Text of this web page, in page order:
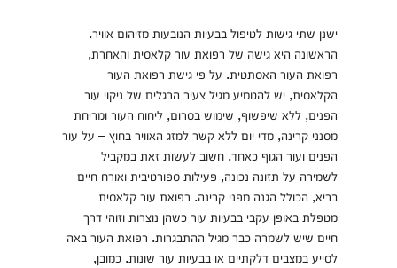
ישנן שתי גישות לטיפול בבעיות הנובעות מזיהום אוויר.
הראשונה היא גישה של רפואת עור קלאסית והאחרת,
רפואת העור האסתטית. על פי גישת רפואת העור
הקלאסית, יש להטמיע מגיל צעיר הרגלים של ניקוי עור
הפנים, ללא שיפשוף, שימוש בסרום, ליחוח העור ומריחת
מסנני קרינה, מדי יום ללא קשר למזג האוויר בחוץ – על עור
הפנים ועור הגוף כאחד. חשוב לעשות זאת במקביל
לשמירה על תזונה נכונה, פעילות ספורטיבית ואורח חיים
בריא, הכולל הגנה מפני קרינה. רפואת עור קלאסית
מטפלת באופן עקבי בבעיות עור כשהן נוצרות וזוהי דרך
חיים שיש לשמרה כבר מגיל ההתבגרות. רפואת העור באה
לסייע במצבים דלקתיים או בבעיות עור שונות. כמובן,